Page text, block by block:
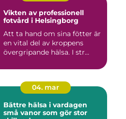
Vikten av professionell
fotvård i Helsingborg
Att ta hand om sina fötter är
en vital del av kroppens
övergripande hälsa. I str...
04. mar
Bättre hälsa i vardagen
små vanor som gör stor